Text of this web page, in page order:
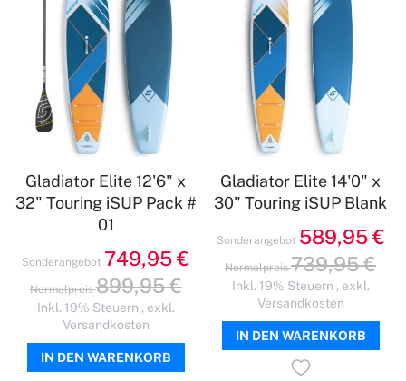
Gladiator Elite 12'6" x
32" Touring iSUP Pack #
01
Sonderangebot 749,95 €
Normalpreis 899,95 €
Inkl. 19% Steuern , exkl.
Versandkosten
IN DEN WARENKORB
Gladiator Elite 14'0" x
30" Touring iSUP Blank
Sonderangebot 589,95 €
Normalpreis 739,95 €
Inkl. 19% Steuern , exkl.
Versandkosten
IN DEN WARENKORB